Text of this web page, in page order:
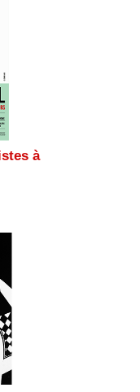
à